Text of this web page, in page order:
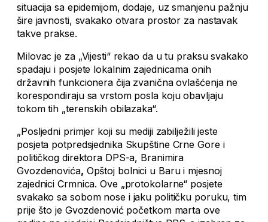
situacija sa epidemijom, dodaje, uz smanjenu pažnju
šire javnosti, svakako otvara prostor za nastavak
takve prakse.
Milovac je za „Vijesti“ rekao da u tu praksu svakako
spadaju i posjete lokalnim zajednicama onih
državnih funkcionera čija zvanična ovlašćenja ne
korespondiraju sa vrstom posla koju obavljaju
tokom tih „terenskih obilazaka“.
„Posljedni primjer koji su mediji zabilježili jeste
posjeta potpredsjednika Skupštine Crne Gore i
političkog direktora DPS-a, Branimira
Gvozdenovića, Opštoj bolnici u Baru i mjesnoj
zajednici Crmnica. Ove „protokolarne“ posjete
svakako sa sobom nose i jaku političku poruku, tim
prije što je Gvozdenović početkom marta ove